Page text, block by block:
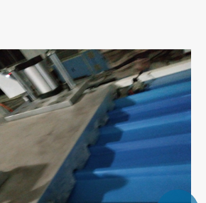
खोखले ग्रिड बोर्ड एक्सट्रूज़न लाइन
और देखें >>